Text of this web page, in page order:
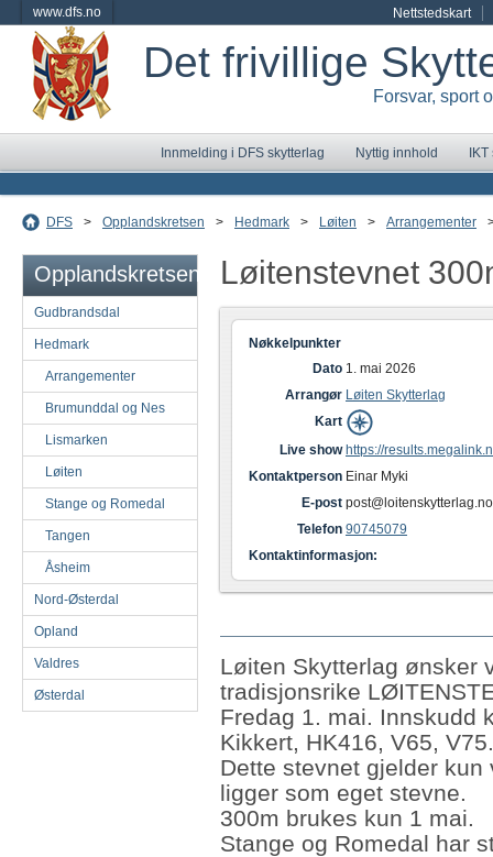
www.dfs.no Nettstedskart
Det frivillige
Forsvar, sport
Innmelding i DFS skytterlag Nyttig innhold
DFS > Opplandskretsen > Hedmark > Løiten > Arrangementer
Opplandskretsen
Gudbrandsdal
Hedmark
Arrangementer
Brumunddal og Nes
Lismarken
Løiten
Stange og Romedal
Tangen
Åsheim
Nord-Østerdal
Opland
Valdres
Østerdal
Løitenstevnet
Nøkkelpunkter
Dato 1. mai 2026
Arrangør Løiten Skytterlag
Kart
Live show https://
Kontaktperson Einar Myki
E-post post@loitenskytterlag.no
Telefon 90745079
Kontaktinformasjon:
Løiten Skytterlag ønsker
tradisjonsrike
Fredag 1. mai. Innskudd
Kikkert, HK416, V65,
Dette stevnet gjelder
ligger som eget stevne.
300m brukes kun 1 mai.
Stange og Romedal har